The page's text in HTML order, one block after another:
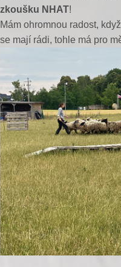
zkoušku NHAT!
Mám ohromnou radost,
se mají rádi, tohle má pro